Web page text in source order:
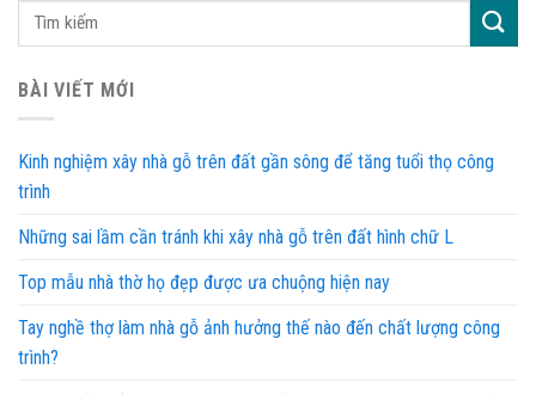
BÀI VIẾT MỚI
Kinh nghiệm xây nhà gỗ trên đất gần sông để tăng tuổi thọ công
trình
Những sai lầm cần tránh khi xây nhà gỗ trên đất hình chữ L
Top mẫu nhà thờ họ đẹp được ưa chuộng hiện nay
Tay nghề thợ làm nhà gỗ ảnh hưởng thế nào đến chất lượng công
trình?